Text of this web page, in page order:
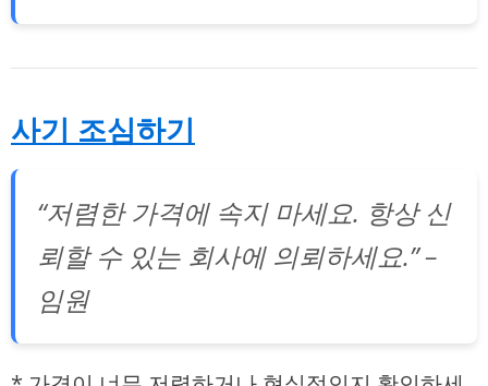
사기 조심하기
“저렴한 가격에 속지 마세요. 항상 신
뢰할 수 있는 회사에 의뢰하세요.” –
임원